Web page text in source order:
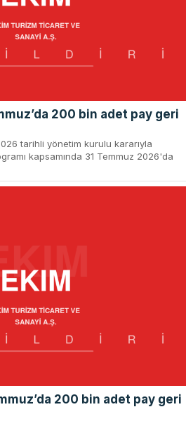
200 bin adet pay geri
tarihli yönetim kurulu kararıyla
kapsamında 31 Temmuz 2026'da
200 bin adet pay geri